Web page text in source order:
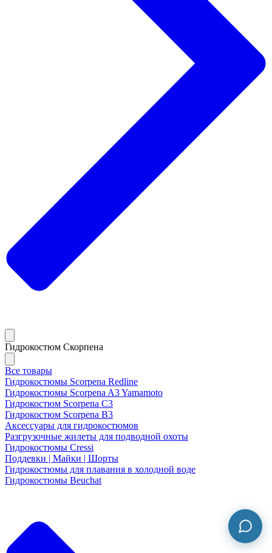
Гидрокостюм Скорпена
Все товары
Гидрокостюмы Scorpena Redline
Гидрокостюмы Scorpena A3 Yamamoto
Гидрокостюм Scorpena C3
Гидрокостюм Scorpena B3
Аксессуары для гидрокостюмов
Разгрузочные жилеты для подводной охоты
Гидрокостюмы Cressi
Поддевки | Майки | Шорты
Гидрокостюмы для плавания в холодной воде
Гидрокостюмы Beuchat